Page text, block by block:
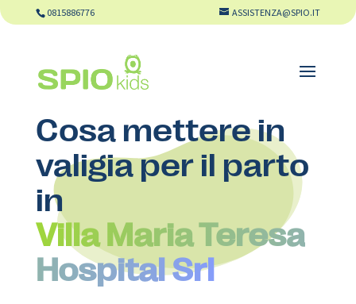
0815886776 ASSISTENZA@SPIO.IT
Cosa mettere in
valigia per il parto
in
Villa Maria Teresa
Hospital Srl